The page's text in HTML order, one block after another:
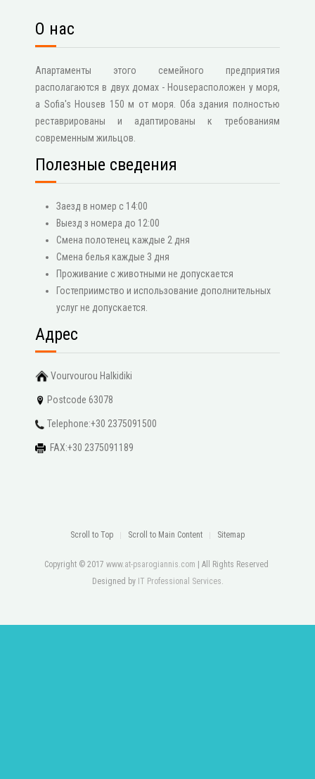
О нас
Апартаменты этого семейного предприятия
располагаются в двух домах - Houseрасположен у моря,
а Sofia's Houseв 150 м от моря. Оба здания полностью
реставрированы и адаптированы к требованиям
современным жильцов.
Полезные сведения
Заезд в номер с 14:00
Выезд з номера до 12:00
Смена полотенец каждые 2 дня
Смена белья каждые 3 дня
Проживание с животными не допускается
Гостеприимство и использование дополнительных
услуг не допускается.
Адрес
Vourvourou Halkidiki
Postcode 63078
Telephone:+30 2375091500
FAX:+30 2375091189
Scroll to Top Scroll to Main Content Sitemap
Copyright © 2017 www.at-psarogiannis.com | All Rights Reserved
Designed by IT Professional Services